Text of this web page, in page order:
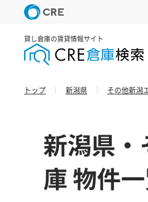
貸し倉庫の賃貸情報サイト
トップ 新潟県 その他新潟
新潟県
庫 物件